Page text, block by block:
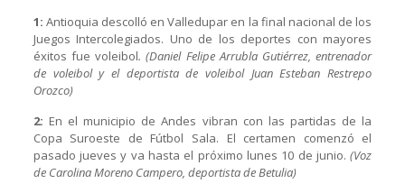
1: Antioquia descolló en Valledupar en la final nacional de los
Juegos Intercolegiados. Uno de los deportes con mayores
éxitos fue voleibol. (Daniel Felipe Arrubla Gutiérrez, entrenador
de voleibol y el deportista de voleibol Juan Esteban Restrepo
Orozco)
2: En el municipio de Andes vibran con las partidas de la
Copa Suroeste de Fútbol Sala. El certamen comenzó el
pasado jueves y va hasta el próximo lunes 10 de junio.(Voz
de Carolina Moreno Campero, deportista de Betulia)